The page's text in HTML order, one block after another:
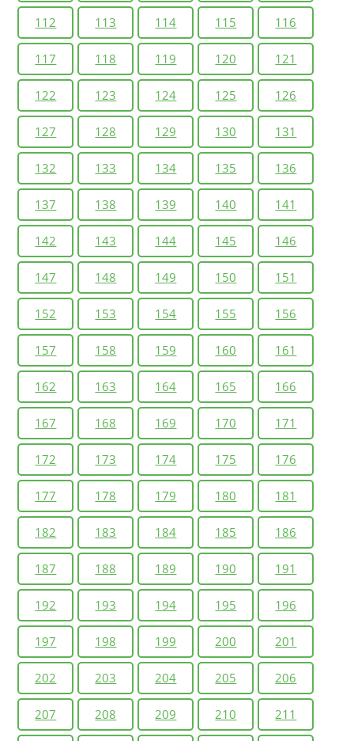
112 113 114 115 116
117 118 119 120 121
122 123 124 125 126
127 128 129 130 131
132 133 134 135 136
137 138 139 140 141
142 143 144 145 146
147 148 149 150 151
152 153 154 155 156
157 158 159 160 161
162 163 164 165 166
167 168 169 170 171
172 173 174 175 176
177 178 179 180 181
182 183 184 185 186
187 188 189 190 191
192 193 194 195 196
197 198 199 200 201
202 203 204 205 206
207 208 209 210 211